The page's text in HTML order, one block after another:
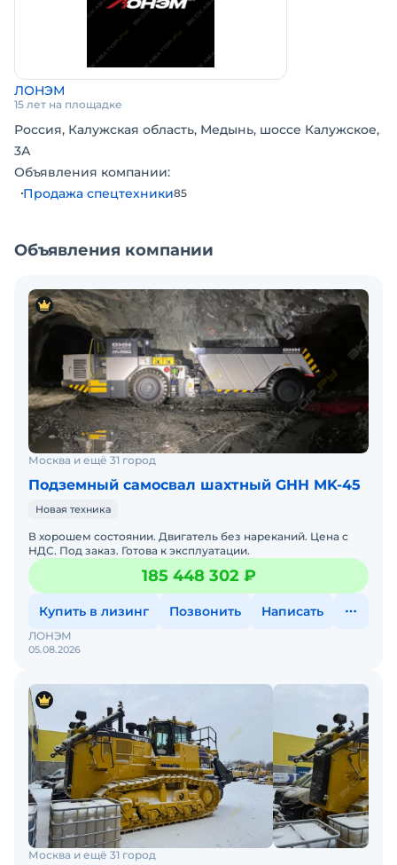
ЛОНЭМ
15 лет на площадке
Россия, Калужская область, Медынь, шоссе Калужское,
3А
Объявления компании:
Продажа спецтехники85
Объявления компании
Москва и ещё 31 город
Подземный самосвал шахтный GHH MK-45
Новая техника
В хорошем состоянии. Двигатель без нареканий. Цена с
НДС. Под заказ. Готова к эксплуатации.
185 448 302 ₽
Купить в лизинг Позвонить Написать
05.08.2026
ЛОНЭМ
Москва и ещё 31 город